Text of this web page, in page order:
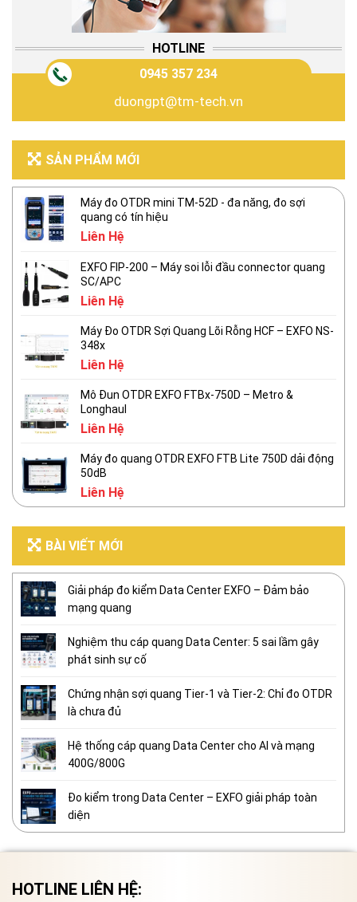
HOTLINE
0945 357 234
duongpt@tm-tech.vn
SẢN PHẨM MỚI
Máy đo OTDR mini TM-52D - đa năng, đo sợi
quang có tín hiệu
Liên Hệ
EXFO FIP-200 – Máy soi lỗi đầu connector quang
SC/APC
Liên Hệ
Máy Đo OTDR Sợi Quang Lõi Rỗng HCF – EXFO NS-
348x
Liên Hệ
Mô Đun OTDR EXFO FTBx-750D – Metro &
Longhaul
Liên Hệ
Máy đo quang OTDR EXFO FTB Lite 750D dải động
50dB
Liên Hệ
BÀI VIẾT MỚI
Giải pháp đo kiểm Data Center EXFO – Đảm bảo
mạng quang
Nghiệm thu cáp quang Data Center: 5 sai lầm gây
phát sinh sự cố
Chứng nhận sợi quang Tier-1 và Tier-2: Chỉ đo OTDR
là chưa đủ
Hệ thống cáp quang Data Center cho AI và mạng
400G/800G
Đo kiểm trong Data Center – EXFO giải pháp toàn
diện
HOTLINE LIÊN HỆ: